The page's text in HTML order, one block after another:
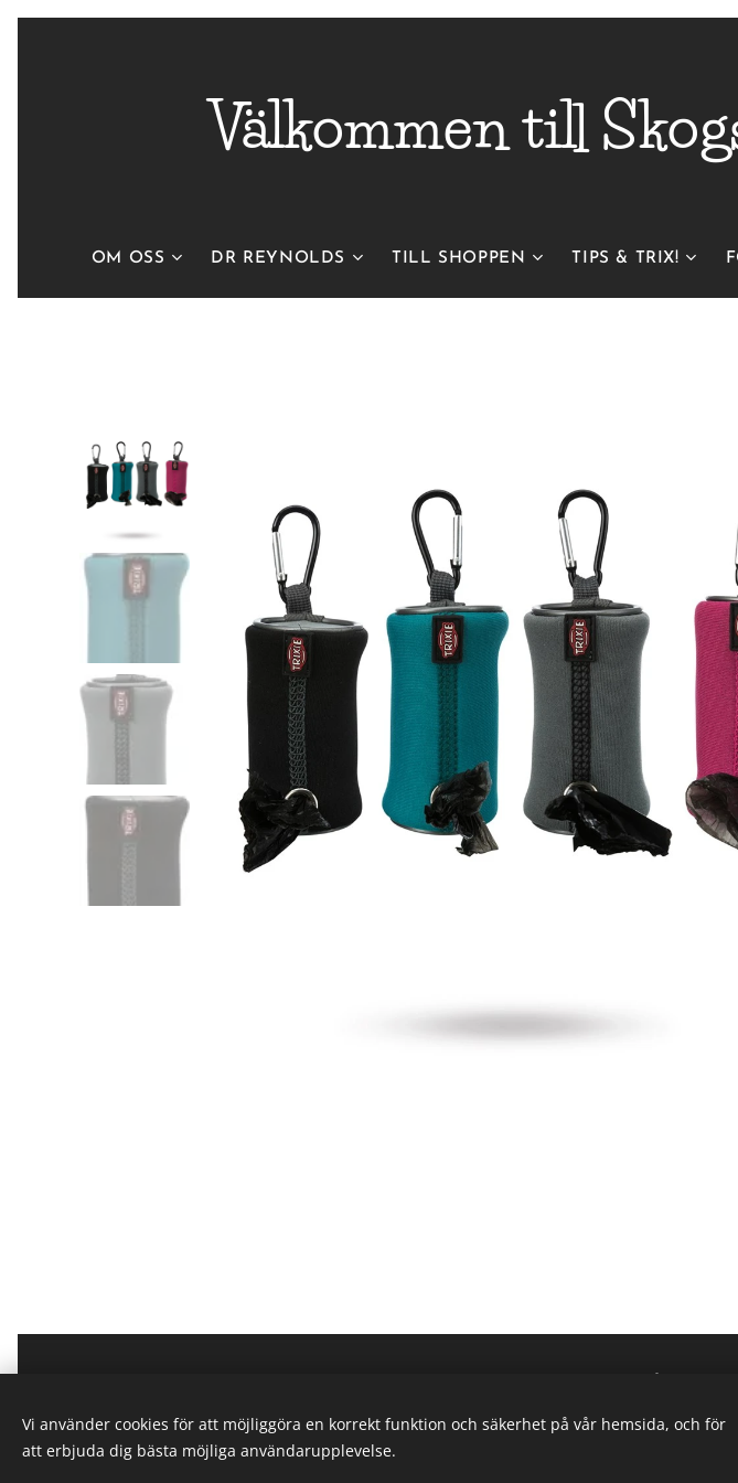
Välkommen till
OM OSS DR REYNOLDS TILL SHOPPEN TIPS & TRIX!
https://www.facebook.com/
Vi använder cookies för att möjliggöra en korrekt funktion och säkerhet på vår hemsida, och för
att erbjuda dig bästa möjliga användarupplevelse.